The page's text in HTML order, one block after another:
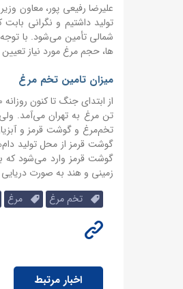
علیرضا رفیعی پور، معاون
تولید داشتیم و نگرانی بابت
شمالی تأمین می‌شود. با
ها، حجم مرغ مورد نیاز
میزان تامین تخم مرغ
تن مرغ به تهران می‌آمد.
تخم‌مرغ و گوشت قرمز و
گوشت قرمز از محل تولید دام‌های داخلی است
گوشت قرمز وارد می‌شود که
زمینی و هند به صورت
تخم مرغ
مرغ
اخبار مرتبط